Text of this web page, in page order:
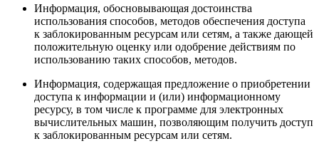
Информация, обосновывающая достоинства
использования способов, методов обеспечения доступа
к заблокированным ресурсам или сетям, а также дающей
положительную оценку или одобрение действиям по
использованию таких способов, методов.
Информация, содержащая предложение о приобретении
доступа к информации и (или) информационному
ресурсу, в том числе к программе для электронных
вычислительных машин, позволяющим получить доступ
к заблокированным ресурсам или сетям.